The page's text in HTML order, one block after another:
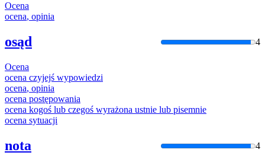
Ocena
ocena, opinia
osąd 4
Ocena
ocena czyjejś wypowiedzi
ocena, opinia
ocena postępowania
ocena kogoś lub czegoś wyrażona ustnie lub pisemnie
ocena sytuacji
nota 4